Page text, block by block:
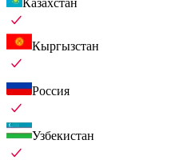
Кыргызстан
Россия
Узбекистан